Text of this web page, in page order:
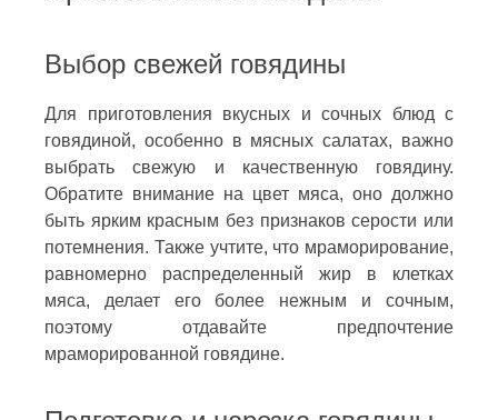
Выбор свежей говядины
Для приготовления вкусных и сочных блюд с
говядиной, особенно в мясных салатах, важно
выбрать свежую и качественную говядину.
Обратите внимание на цвет мяса, оно должно
быть ярким красным без признаков серости или
потемнения. Также учтите, что мраморирование,
равномерно распределенный жир в клетках
мяса, делает его более нежным и сочным,
поэтому отдавайте предпочтение
мраморированной говядине.